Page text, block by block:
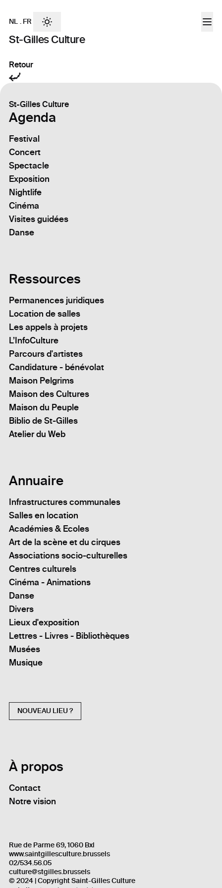
St-Gilles Culture
NL . FR
Retour
St-Gilles Culture
Agenda
Festival
Concert
Spectacle
Exposition
Nightlife
Cinéma
Visites guidées
Danse
Ressources
Permanences juridiques
Location de salles
Les appels à projets
L’InfoCulture
Parcours d'artistes
Candidature - bénévolat
Maison Pelgrims
Maison des Cultures
Maison du Peuple
Biblio de St-Gilles
Atelier du Web
Annuaire
Infrastructures communales
Salles en location
Académies & Ecoles
Art de la scène et du cirques
Associations socio-culturelles
Centres culturels
Cinéma - Animations
Danse
Divers
Lieux d'exposition
Lettres - Livres - Bibliothèques
Musées
Musique
NOUVEAU LIEU ?
À propos
Contact
Notre vision
Rue de Parme 69, 1060 Bxl
www.saintgillesculture.brussels
02/534.56.05
culture@stgilles.brussels
© 2024 | Copyright Saint-Gilles Culture